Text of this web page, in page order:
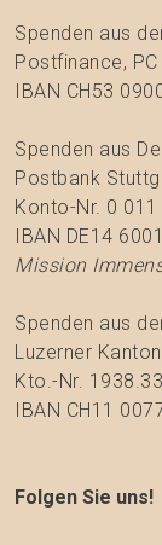
Spenden aus
Postfinance,
IBAN CH53
Spenden aus
Postbank
Konto-Nr. 0
IBAN DE14
Mission
Spenden aus
Luzerner
Kto.-Nr.
IBAN CH11
Folgen Sie uns!